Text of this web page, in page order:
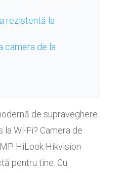
rezistentă la
camera de la
de supraveghere
la Wi-Fi? Camera de
HiLook Hikvision
pentru tine. Cu